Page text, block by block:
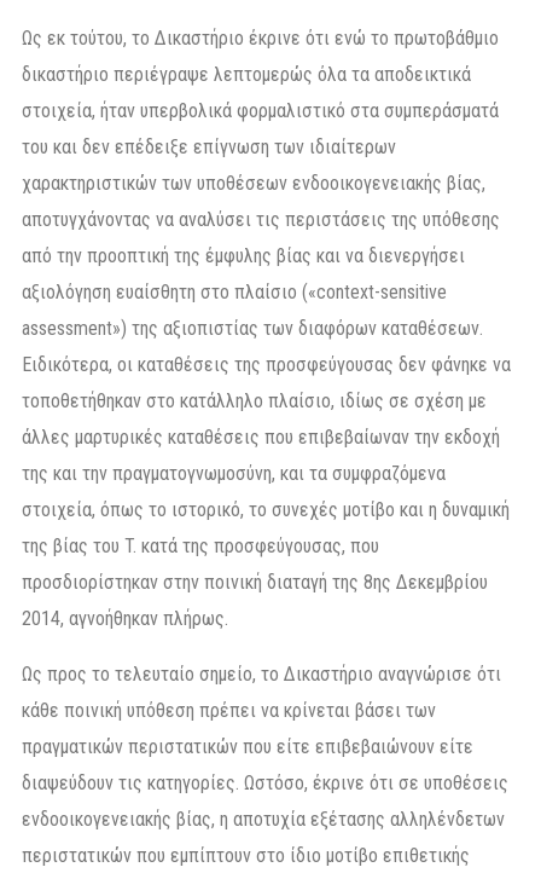
Ως εκ τούτου, το Δικαστήριο έκρινε ότι ενώ το πρωτοβάθμιο
δικαστήριο περιέγραψε λεπτομερώς όλα τα αποδεικτικά
στοιχεία, ήταν υπερβολικά φορμαλιστικό στα συμπεράσματά
του και δεν επέδειξε επίγνωση των ιδιαίτερων
χαρακτηριστικών των υποθέσεων ενδοοικογενειακής βίας,
αποτυγχάνοντας να αναλύσει τις περιστάσεις της υπόθεσης
από την προοπτική της έμφυλης βίας και να διενεργήσει
αξιολόγηση ευαίσθητη στο πλαίσιο («context-sensitive
assessment») της αξιοπιστίας των διαφόρων καταθέσεων.
Ειδικότερα, οι καταθέσεις της προσφεύγουσας δεν φάνηκε να
τοποθετήθηκαν στο κατάλληλο πλαίσιο, ιδίως σε σχέση με
άλλες μαρτυρικές καταθέσεις που επιβεβαίωναν την εκδοχή
της και την πραγματογνωμοσύνη, και τα συμφραζόμενα
στοιχεία, όπως το ιστορικό, το συνεχές μοτίβο και η δυναμική
της βίας του T. κατά της προσφεύγουσας, που
προσδιορίστηκαν στην ποινική διαταγή της 8ης Δεκεμβρίου
2014, αγνοήθηκαν πλήρως.
Ως προς το τελευταίο σημείο, το Δικαστήριο αναγνώρισε ότι
κάθε ποινική υπόθεση πρέπει να κρίνεται βάσει των
πραγματικών περιστατικών που είτε επιβεβαιώνουν είτε
διαψεύδουν τις κατηγορίες. Ωστόσο, έκρινε ότι σε υποθέσεις
ενδοοικογενειακής βίας, η αποτυχία εξέτασης αλληλένδετων
περιστατικών που εμπίπτουν στο ίδιο μοτίβο επιθετικής